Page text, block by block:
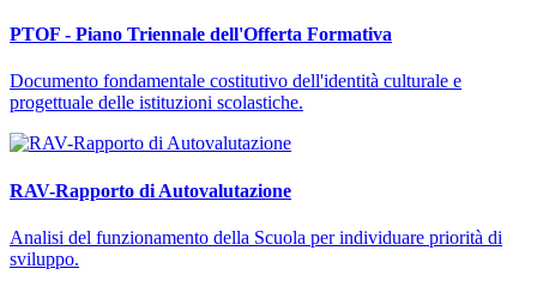
PTOF - Piano Triennale dell'Offerta Formativa
Documento fondamentale costitutivo dell'identità culturale e
progettuale delle istituzioni scolastiche.
RAV-Rapporto di Autovalutazione
Analisi del funzionamento della Scuola per individuare priorità di
sviluppo.